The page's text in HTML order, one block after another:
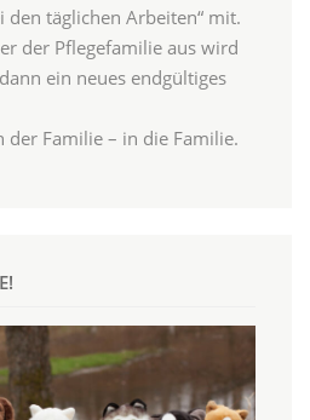
den täglichen Arbeiten“ mit.
der Pflegefamilie aus wird
ein neues endgültiges
der Familie – in die Familie.